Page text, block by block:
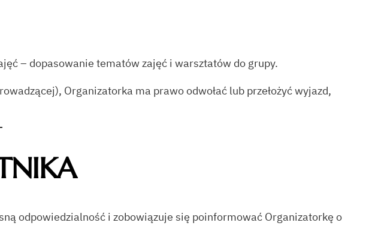
– dopasowanie tematów zajęć i warsztatów do grupy.
Organizatorka ma prawo odwołać lub przełożyć wyjazd,
odpowiedzialność i zobowiązuje się poinformować Organizatorkę o